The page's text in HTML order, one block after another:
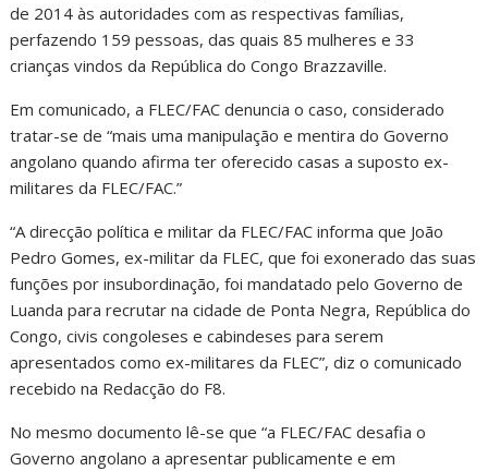
de 2014 às autoridades com as respectivas famílias,
perfazendo 159 pessoas, das quais 85 mulheres e 33
crianças vindos da República do Congo Brazzaville.
Em comunicado, a FLEC/FAC denuncia o caso, considerado
tratar-se de “mais uma manipulação e mentira do Governo
angolano quando afirma ter oferecido casas a suposto ex-
militares da FLEC/FAC.”
“A direcção política e militar da FLEC/FAC informa que João
Pedro Gomes, ex-militar da FLEC, que foi exonerado das suas
funções por insubordinação, foi mandatado pelo Governo de
Luanda para recrutar na cidade de Ponta Negra, República do
Congo, civis congoleses e cabindeses para serem
apresentados como ex-militares da FLEC”, diz o comunicado
recebido na Redacção do F8.
No mesmo documento lê-se que “a FLEC/FAC desafia o
Governo angolano a apresentar publicamente e em